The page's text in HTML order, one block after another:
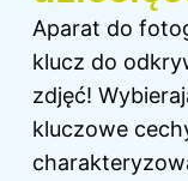
Aparat do
klucz do
zdjęć!
kluczowe